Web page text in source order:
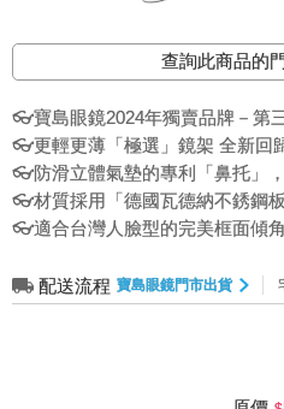
查詢此商品的
👓寶島眼鏡2024年獨賣品牌－第
👓更輕更薄「極選」鏡架 全新回
👓防滑立體氣墊的專利「鼻托」
👓材質採用「德國瓦德納不銹鋼
👓適合台灣人臉型的完美框面傾
配送流程 寶島眼鏡門市出貨